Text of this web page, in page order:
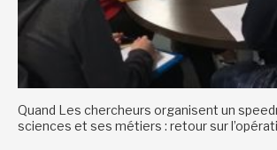
Quand Les chercheurs organisent un
sciences et ses métiers : retour sur